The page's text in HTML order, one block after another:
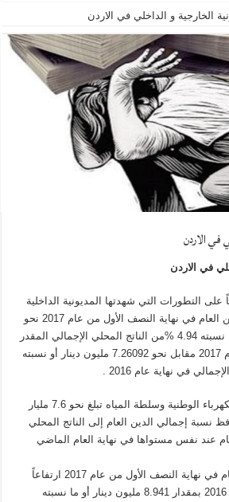
الخارجية و الداخلي في الاردن
في الاردن
في الاردن
على التطورات التي شهدتها المديونية الداخلية
والخارجية بلغ إجمالي الدين العام في نهاية النصف الأول من عام 2017 نحو
1.26472 مليون دينار أو ما نسبته 4.94 %من الناتج المحلي الإجمالي المقدر
لنهاية النصف الأول من عام 2017 مقابل نحو 7.26092 مليون دينار أو نسبته
علماً بأن مديونية شركة الكهرباء الوطنية وسلطة المياه تبلغ نحو 7.6 مليار
نسبة إجمالي الدين العام إلى الناتج المحلي
عند نفس مستواها في نهاية العام الماضي
كما أظهر صافي الدين العام في نهاية النصف الأول من عام 2017 ارتفاعاً
عن مستواه في نهاية عام 2016 بمقدار 8.941 مليون دينار أو ما نسبته